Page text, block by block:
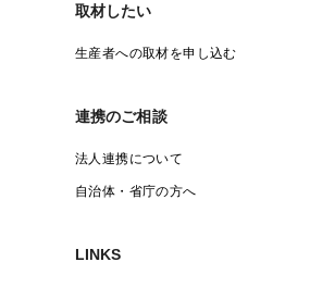
取材したい
生産者への取材を申し込む
連携のご相談
法人連携について
自治体・省庁の方へ
LINKS